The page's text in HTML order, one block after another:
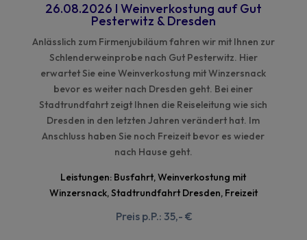
26.08.2026 I Weinverkostung auf Gut
Pesterwitz & Dresden
Anlässlich zum Firmenjubiläum fahren wir mit Ihnen zur
Schlenderweinprobe nach Gut Pesterwitz. Hier
erwartet Sie eine Weinverkostung mit Winzersnack
bevor es weiter nach Dresden geht. Bei einer
Stadtrundfahrt zeigt Ihnen die Reiseleitung wie sich
Dresden in den letzten Jahren verändert hat. Im
Anschluss haben Sie noch Freizeit bevor es wieder
nach Hause geht.
Leistungen: Busfahrt, Weinverkostung mit
Winzersnack, Stadtrundfahrt Dresden, Freizeit
Preis p.P.: 35,- €